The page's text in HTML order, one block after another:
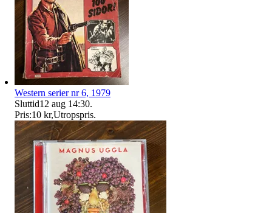
Western serier nr 6, 1979
Sluttid12 aug 14:30.
Pris:10 kr,Utropspris.